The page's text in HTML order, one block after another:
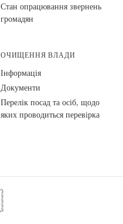
Стан опрацювання звернень
громадян
ОЧИЩЕННЯ ВЛАДИ
Інформація
Документи
Перелік посад та осіб, щодо
яких проводиться перевірка